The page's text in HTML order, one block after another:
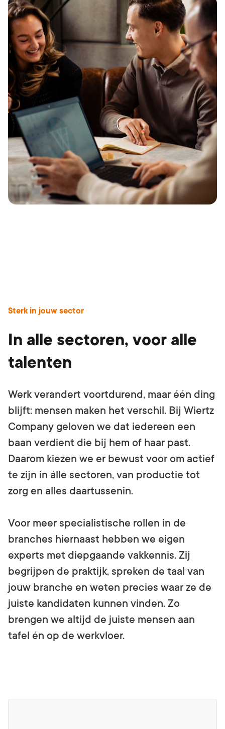
Sterk in jouw sector
In alle sectoren, voor alle
talenten
Werk verandert voortdurend, maar één ding
blijft: mensen maken het verschil. Bij Wiertz
Company geloven we dat iedereen een
baan verdient die bij hem of haar past.
Daarom kiezen we er bewust voor om actief
te zijn in álle sectoren, van productie tot
zorg en alles daartussenin.
Voor meer specialistische rollen in de
branches hiernaast hebben we eigen
experts met diepgaande vakkennis. Zij
begrijpen de praktijk, spreken de taal van
jouw branche en weten precies waar ze de
juiste kandidaten kunnen vinden. Zo
brengen we altijd de juiste mensen aan
tafel én op de werkvloer.